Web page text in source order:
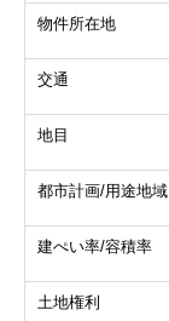
物件所在地
交通
地目
都市計画/用途地域
建ぺい率/容積率
土地権利